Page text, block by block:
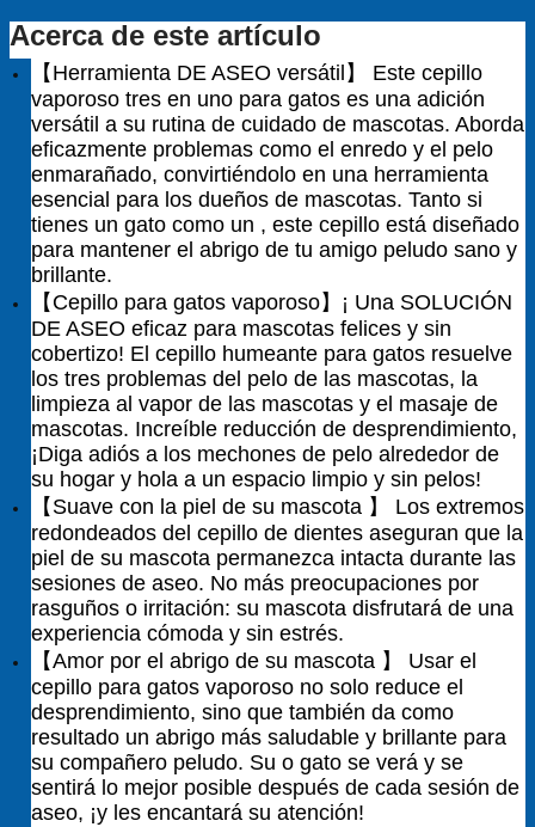
Acerca de este artículo
【Herramienta DE ASEO versátil】 Este cepillo
vaporoso tres en uno para gatos es una adición
versátil a su rutina de cuidado de mascotas. Aborda
eficazmente problemas como el enredo y el pelo
enmarañado, convirtiéndolo en una herramienta
esencial para los dueños de mascotas. Tanto si
tienes un gato como un , este cepillo está diseñado
para mantener el abrigo de tu amigo peludo sano y
brillante.
【Cepillo para gatos vaporoso】¡ Una SOLUCIÓN
DE ASEO eficaz para mascotas felices y sin
cobertizo! El cepillo humeante para gatos resuelve
los tres problemas del pelo de las mascotas, la
limpieza al vapor de las mascotas y el masaje de
mascotas. Increíble reducción de desprendimiento,
¡Diga adiós a los mechones de pelo alrededor de
su hogar y hola a un espacio limpio y sin pelos!
【Suave con la piel de su mascota 】 Los extremos
redondeados del cepillo de dientes aseguran que la
piel de su mascota permanezca intacta durante las
sesiones de aseo. No más preocupaciones por
rasguños o irritación: su mascota disfrutará de una
experiencia cómoda y sin estrés.
【Amor por el abrigo de su mascota 】 Usar el
cepillo para gatos vaporoso no solo reduce el
desprendimiento, sino que también da como
resultado un abrigo más saludable y brillante para
su compañero peludo. Su o gato se verá y se
sentirá lo mejor posible después de cada sesión de
aseo, ¡y les encantará su atención!